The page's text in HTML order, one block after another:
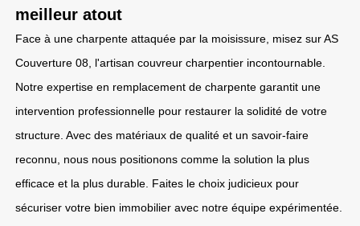
meilleur atout
Face à une charpente attaquée par la moisissure, misez sur AS
Couverture 08, l'artisan couvreur charpentier incontournable.
Notre expertise en remplacement de charpente garantit une
intervention professionnelle pour restaurer la solidité de votre
structure. Avec des matériaux de qualité et un savoir-faire
reconnu, nous nous positionons comme la solution la plus
efficace et la plus durable. Faites le choix judicieux pour
sécuriser votre bien immobilier avec notre équipe expérimentée.